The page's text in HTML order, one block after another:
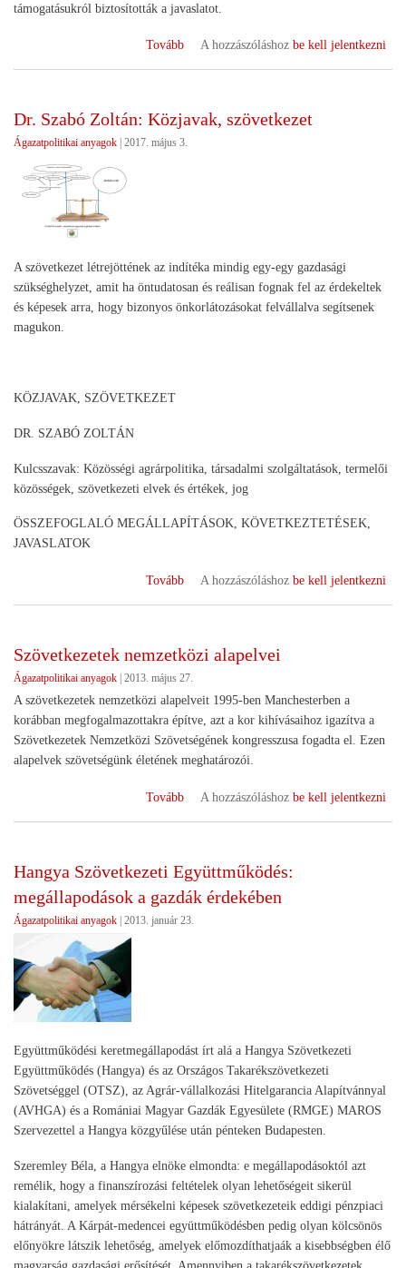
támogatásukról biztosították a javaslatot.
Tovább
(Szövetkezésben
A hozzászóláshoz be kell jelentkezni
Dr. Szabó Zoltán: Közjavak, szövetkezet
Ágazatpolitikai anyagok 2017. május 3.
A szövetkezet létrejöttének az indítéka mindig egy-egy gazdasági
szükséghelyzet, amit ha öntudatosan és reálisan fognak fel az érdekeltek
és képesek arra, hogy bizonyos önkorlátozásokat felvállalva segítsenek
magukon.
KÖZJAVAK, SZÖVETKEZET
DR. SZABÓ ZOLTÁN
Kulcsszavak: Közösségi agrárpolitika, társadalmi szolgáltatások, termelői
közösségek, szövetkezeti elvek és értékek, jog
ÖSSZEFOGLALÓ MEGÁLLAPÍTÁSOK, KÖVETKEZTETÉSEK,
JAVASLATOK
Tovább
(Dr.
szövetkezet)
A hozzászóláshoz be kell jelentkezni
Szövetkezetek nemzetközi alapelvei
Ágazatpolitikai anyagok 2013. május 27.
A szövetkezetek nemzetközi alapelveit 1995-ben Manchesterben a
korábban megfogalmazottakra építve, azt a kor kihívásaihoz igazítva a
Szövetkezetek Nemzetközi Szövetségének kongresszusa fogadta el. Ezen
alapelvek szövetségünk életének meghatározói.
Tovább
(Szövetkezetek
A hozzászóláshoz be kell jelentkezni
Hangya Szövetkezeti Együttműködés:
megállapodások a gazdák érdekében
Ágazatpolitikai anyagok 2013. január 23.
Együttműködési keretmegállapodást írt alá a Hangya Szövetkezeti
Együttműködés (Hangya) és az Országos Takarékszövetkezeti
Szövetséggel (OTSZ), az Agrár-vállalkozási Hitelgarancia Alapítvánnyal
(AVHGA) és a Romániai Magyar Gazdák Egyesülete (RMGE) MAROS
Szervezettel a Hangya közgyűlése után pénteken Budapesten.
Szeremley Béla, a Hangya elnöke elmondta: e megállapodásoktól azt
remélik, hogy a finanszírozási feltételek olyan lehetőségeit sikerül
kialakítani, amelyek mérsékelni képesek szövetkezeteik eddigi pénzpiaci
hátrányát. A Kárpát-medencei együttműködésben pedig olyan kölcsönös
előnyökre látszik lehetőség, amelyek előmozdíthatjaák a kisebbségben élő